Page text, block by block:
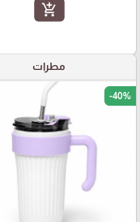
add_shopping_cart
مطرات
-40%